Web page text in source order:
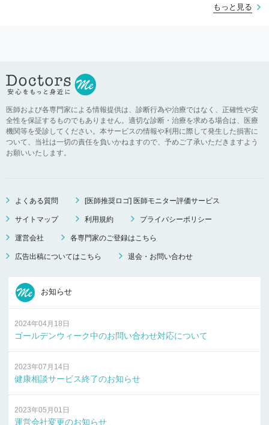
もっと見る
医師および各専門家による情報提供は、診断行為や治療ではなく、正確性や安
全性を保証するものでもありません。適切な診断・治療を求める場合は、医療
機関等を受診してください。本サービスの情報や利用に際して発生した損害に
ついて、当社は一切の責任を負いかねますので、予めご了承いただきますよう
お願いいたします。
よくある質問 [医師推奨ロゴ] 医師モニター評価サービス
サイトマップ 利用規約 プライバシーポリシー
運営会社 各専門家のご登録はこちら
広告出稿についてはこちら 退会・お問い合わせ
お知らせ
2024年04月18日
ゴールデンウィーク中のお問い合わせ対応について
2023年07月14日
健康相談サービス終了のお知らせ
2023年05月01日
運営会社変更のお知らせ